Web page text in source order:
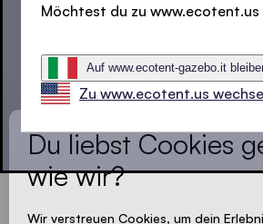
DEIN PRODUKTEXPERTE
Land * LOADING - LOADING -
Möchtest du zu www.ecotent.us
Auf www.ecotent-gazebo.it
Zu www.ecotent.us
Du liebst Cookies
wie wir?
Wir verstreuen Cookies, um dein